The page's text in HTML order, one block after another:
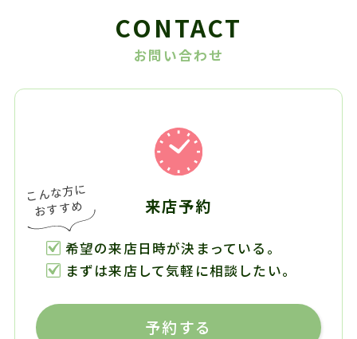
CONTACT
お問い合わせ
来店予約
希望の来店日時が決まっている。
まずは来店して気軽に相談したい。
予約する